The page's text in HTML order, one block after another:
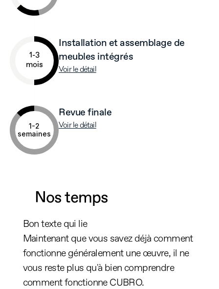
Installation et assemblage de
meubles intégrés
Voir le détail
1-3
mois
1-2
semaines
Revue finale
Voir le détail
Bon texte qui lie
Maintenant que vous savez déjà comment
fonctionne généralement une œuvre, il ne
vous reste plus qu'à bien comprendre
comment fonctionne CUBRO.
Nos temps